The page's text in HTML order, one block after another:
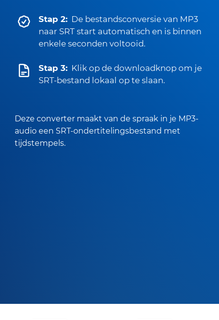
Stap 2: De bestandsconversie van MP3
naar SRT start automatisch en is binnen
enkele seconden voltooid.
Stap 3: Klik op de downloadknop om je
SRT-bestand lokaal op te slaan.
Deze converter maakt van de spraak in je MP3-
audio een SRT-ondertitelingsbestand met
tijdstempels.